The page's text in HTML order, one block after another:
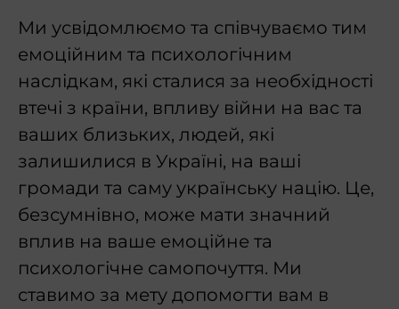
Ми усвідомлюємо та співчуваємо тим
емоційним та психологічним
наслідкам, які сталися за необхідності
втечі з країни, впливу війни на вас та
ваших близьких, людей, які
залишилися в Україні, на ваші
громади та саму українську націю. Це,
безсумнівно, може мати значний
вплив на ваше емоційне та
психологічне самопочуття. Ми
ставимо за мету допомогти вам в